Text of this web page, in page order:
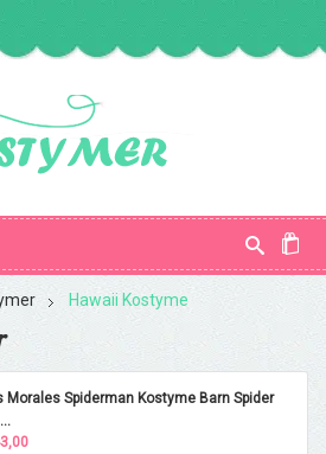
Hawaii Kostyme
Morales Spiderman Kostyme Barn Spider